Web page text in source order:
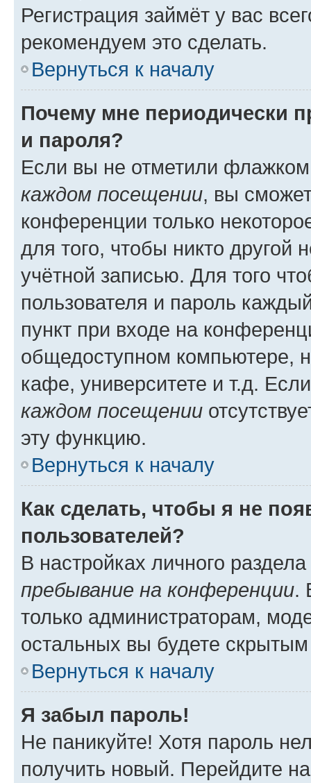
Регистрация займёт у вас
рекомендуем это сделать.
Вернуться к началу
Почему мне периодически
и пароля?
Если вы не отметили
каждом посещении, вы
конференции только
для того, чтобы никто другой
учётной записью. Для того
пользователя и пароль
пункт при входе на
общедоступном компьютере,
кафе, университете и т.д.
каждом посещении
эту функцию.
Вернуться к началу
Как сделать, чтобы я не
пользователей?
В настройках личного
пребывание на конференции.
только администраторам,
остальных вы будете
Вернуться к началу
Я забыл пароль!
Не паникуйте! Хотя пароль
получить новый. Перейдите